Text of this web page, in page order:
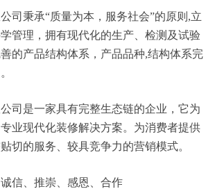
司秉承“质量为本，服务社会”的原则,立
管理，拥有现代化的生产、检测及试验
的产品结构体系，产品品种,结构体系完
司是一家具有完整生态链的企业，它为
业现代化装修解决方案。为消费者提供
切的服务、较具竞争力的营销模式。
信、推崇、感恩、合作